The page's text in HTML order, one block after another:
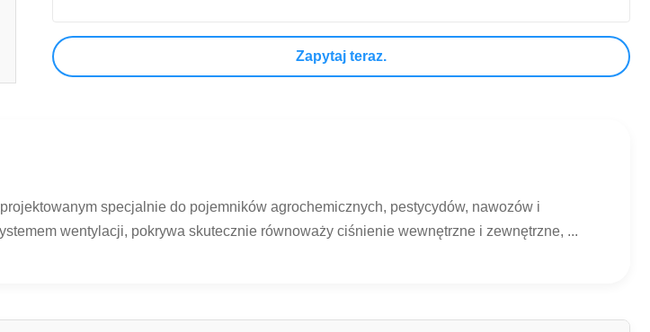
Zapytaj teraz.
specjalnie do pojemników agrochemicznych, pestycydów, nawozów i
wentylacji, pokrywa skutecznie równoważy ciśnienie wewnętrzne i zewnętrzne, ...